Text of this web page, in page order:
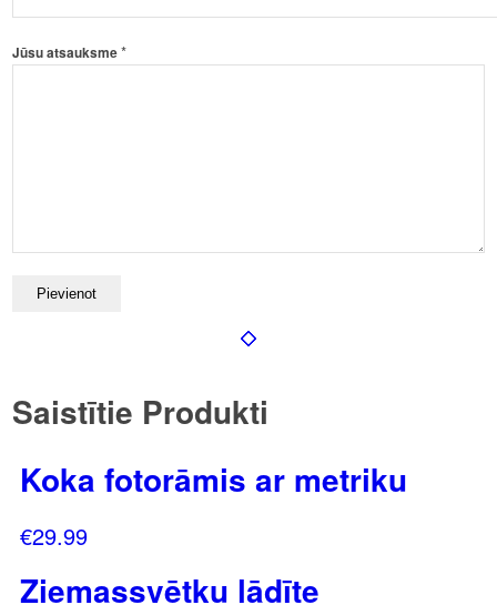
Jūsu atsauksme*
Saistītie Produkti
Koka fotorāmis ar metriku
€29.99
Ziemassvētku lādīte